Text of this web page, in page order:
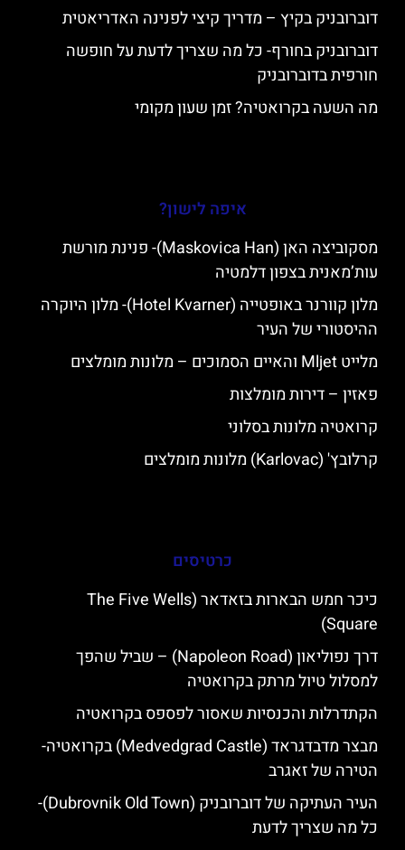
דוברובניק בקיץ – מדריך קיצי לפנינה האדריאטית
דוברובניק בחורף- כל מה שצריך לדעת על חופשה
חורפית בדוברובניק
מה השעה בקרואטיה? זמן שעון מקומי
איפה לישון?
מסקוביצה האן (Maskovica Han)- פנינת מורשת
עות’מאנית בצפון דלמטיה
מלון קוורנר באופטייה (Hotel Kvarner)- מלון היוקרה
ההיסטורי של העיר
מלייט Mljet והאיים הסמוכים – מלונות מומלצים
פאזין – דירות מומלצות
קרואטיה מלונות בסלוני
קרלובץ' (Karlovac) מלונות מומלצים
כרטיסים
כיכר חמש הבארות בזאדאר (The Five Wells
Square)
דרך נפוליאון (Napoleon Road) – שביל שהפך
למסלול טיול מרתק בקרואטיה
הקתדרלות והכנסיות שאסור לפספס בקרואטיה
מבצר מדבדגראד (Medvedgrad Castle) בקרואטיה-
הטירה של זאגרב
העיר העתיקה של דוברובניק (Dubrovnik Old Town)-
כל מה שצריך לדעת